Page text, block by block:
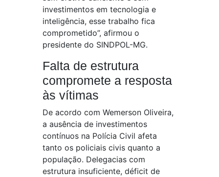
investimentos em tecnologia e
inteligência, esse trabalho fica
comprometido”, afirmou o
presidente do SINDPOL-MG.
Falta de estrutura
compromete a resposta
às vítimas
De acordo com Wemerson Oliveira,
a ausência de investimentos
contínuos na Polícia Civil afeta
tanto os policiais civis quanto a
população. Delegacias com
estrutura insuficiente, déficit de